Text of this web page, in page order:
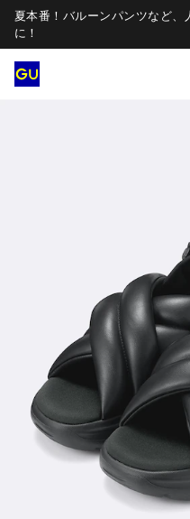
夏本番！バルーンパンツなど、
に！